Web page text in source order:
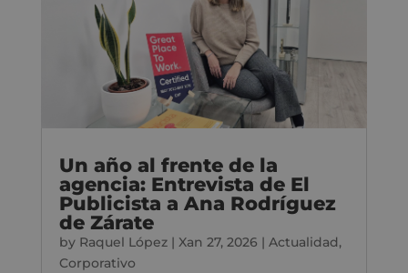
Un año al frente de la
agencia: Entrevista de El
Publicista a Ana Rodríguez
de Zárate
by Raquel López| Xan 27, 2026 | Actualidad,
Corporativo